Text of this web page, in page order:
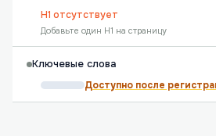
H1 отсутствует
Добавьте один H1 на страницу
Ключевые слова
Доступно после